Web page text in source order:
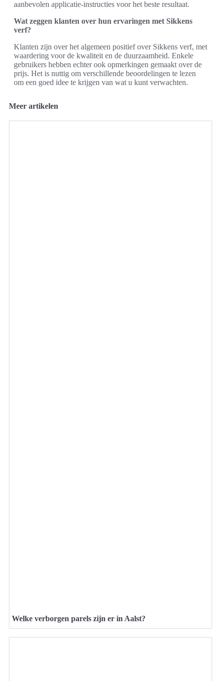
aanbevolen applicatie-instructies voor het beste resultaat.
Wat zeggen klanten over hun ervaringen met Sikkens
verf?
Klanten zijn over het algemeen positief over Sikkens verf, met
waardering voor de kwaliteit en de duurzaamheid. Enkele
gebruikers hebben echter ook opmerkingen gemaakt over de
prijs. Het is nuttig om verschillende beoordelingen te lezen
om een goed idee te krijgen van wat u kunt verwachten.
Meer artikelen
Welke verborgen parels zijn er in Aalst?